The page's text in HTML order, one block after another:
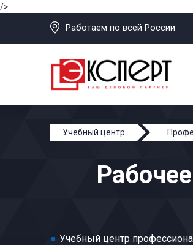
/>
Работаем по всей России
Учебный центр
Учебный центр